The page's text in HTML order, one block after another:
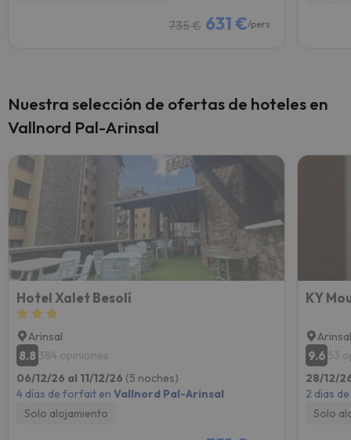
735 € 631 €/pers.
Nuestra selección de ofertas de hoteles en
Vallnord Pal-Arinsal
Hotel Xalet Besolí
Arinsal
8.8 384 opiniones
06/12/26 al 11/12/26 (5 noches)
4 días de forfait en Vallnord Pal-Arinsal
Solo alojamiento
KY
9.6 53
28/12/
2 días
Solo